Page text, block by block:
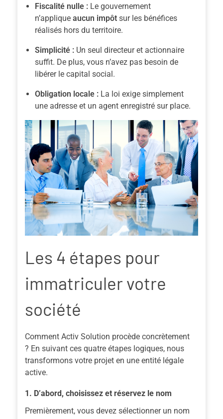
Fiscalité nulle : Le gouvernement
n’applique aucun impôt sur les bénéfices
réalisés hors du territoire.
Simplicité : Un seul directeur et actionnaire
suffit. De plus, vous n’avez pas besoin de
libérer le capital social.
Obligation locale : La loi exige simplement
une adresse et un agent enregistré sur place.
Les 4 étapes pour
immatriculer votre
société
Comment Activ Solution procède concrètement
? En suivant ces quatre étapes logiques, nous
transformons votre projet en une entité légale
active.
1. D’abord, choisissez et réservez le nom
Premièrement, vous devez sélectionner un nom